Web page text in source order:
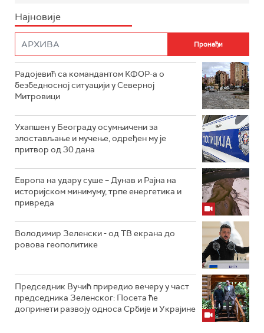
Најновије
Радојевић са командантом КФОР-а о
безбедносној ситуацији у Северној
Митровици
Ухапшен у Београду осумњичени за
злостављање и мучење, одређен му је
притвор од 30 дана
Европа на удару суше – Дунав и Рајна на
историјском минимуму, трпе енергетика и
привреда
Володимир Зеленски - од ТВ екрана до
ровова геополитике
Председник Вучић приредио вечеру у част
председника Зеленског: Посета ће
допринети развоју односа Србије и Украјине